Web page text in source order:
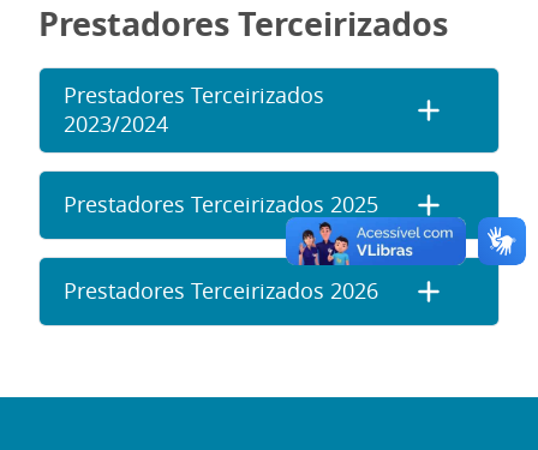
Prestadores Terceirizados
Prestadores Terceirizados
2023/2024
Prestadores Terceirizados 2025
Prestadores Terceirizados 2026